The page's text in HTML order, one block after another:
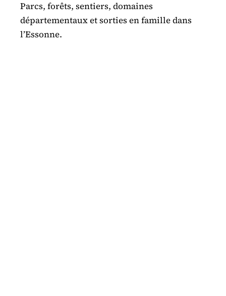
Parcs, forêts, sentiers, domaines
départementaux et sorties en famille dans
l’Essonne.